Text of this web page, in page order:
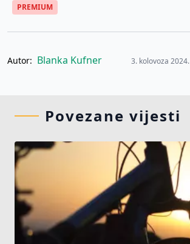
PREMIUM
Autor: Blanka Kufner 3. kolovoza 2024.
Povezane vijesti